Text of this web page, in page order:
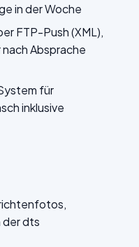
in der Woche
FTP-Push (XML),
Absprache
für
inklusive
dts